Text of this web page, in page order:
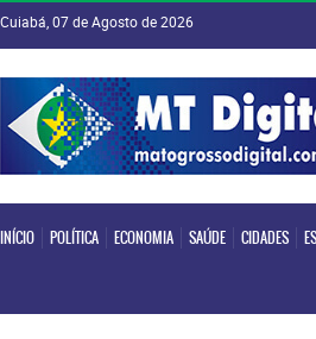
Cuiabá, 07 de Agosto de 2026
INÍCIO POLÍTICA ECONOMIA SAÚDE CIDADES
INÍCIO POLÍTICA ECONOMIA SAÚDE